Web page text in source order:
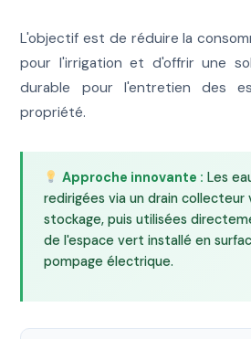
L'objectif est de réduire la
pour l'irrigation et d'offrir une
durable pour l'entretien des
propriété.
Approche innovante : Les
redirigées via un drain collecteur
stockage, puis utilisées
de l'espace vert installé en
pompage électrique.